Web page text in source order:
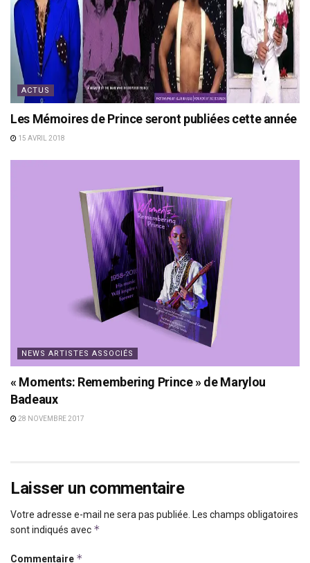
ACTUS
Les Mémoires de Prince seront publiées cette année
15 AVRIL 2018
NEWS ARTISTES ASSOCIÉS
« Moments: Remembering Prince » de Marylou
Badeaux
28 NOVEMBRE 2017
Laisser un commentaire
Votre adresse e-mail ne sera pas publiée. Les champs obligatoires
sont indiqués avec *
Commentaire *